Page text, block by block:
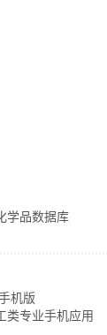
学品数据库
机版
类专业手机应用